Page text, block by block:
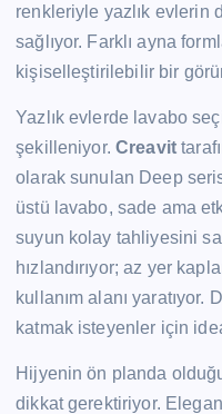
renkleriyle yazlık evlerin
sağlıyor. Farklı ayna
kişiselleştirilebilir bir
Yazlık evlerde lavabo
şekilleniyor.Creavit
olarak sunulan Deep
üstü lavabo, sade ama
suyun kolay tahliyesini
hızlandırıyor; az yer
kullanım alanı yaratıyor.
katmak isteyenler için
Hijyenin ön planda
dikkat gerektiriyor.